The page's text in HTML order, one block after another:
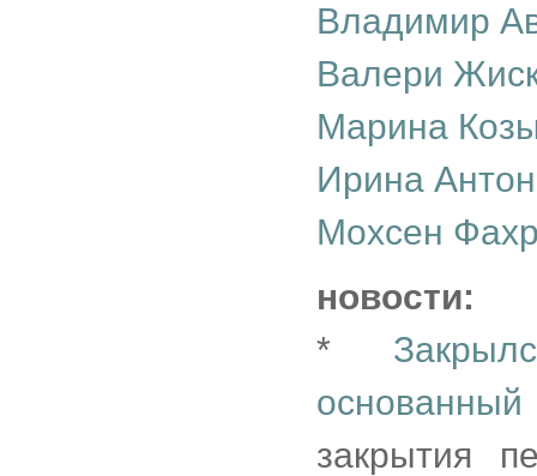
Владимир
Валери
Марина
Ирина
Мохсен
новости:
*
закрытия